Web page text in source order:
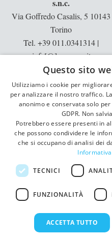
s.n.c.
Via Goffredo Casalis, 5 10143
Torino
Tel. +39 011.0341314 |
info[@]neamesa.it
p.iva: 10397540013 | rea: TO -
1129913
Informative:privacy|cookie
Questo sito
Utilizziamo i cookie per
per analizzare il nostro traffico.
anonimo e conservata solo
GDPR. Non
Potrebbero essere presenti in
che possono condividere le
che si occupano di analisi dei
TECNICI
FUNZIONALITÀ
ACCETTA TUTTO